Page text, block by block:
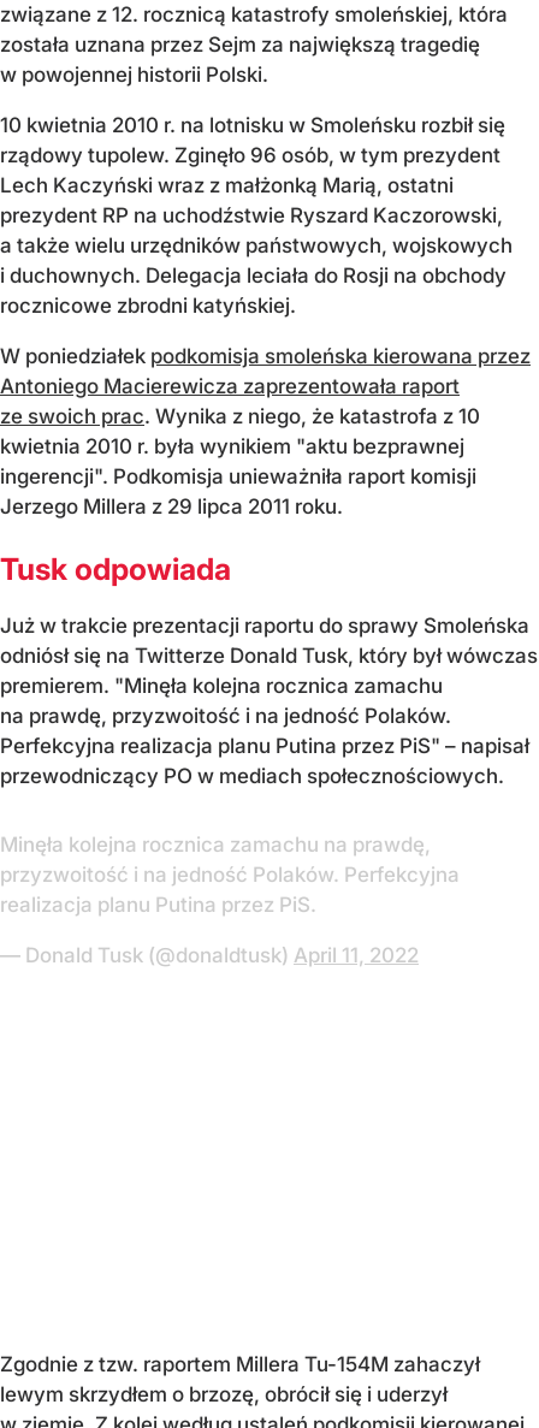
związane z 12. rocznicą katastrofy smoleńskiej, która
została uznana przez Sejm za największą tragedię
w powojennej historii Polski.
10 kwietnia 2010 r. na lotnisku w Smoleńsku rozbił się
rządowy tupolew. Zginęło 96 osób, w tym prezydent
Lech Kaczyński wraz z małżonką Marią, ostatni
prezydent RP na uchodźstwie Ryszard Kaczorowski,
a także wielu urzędników państwowych, wojskowych
i duchownych. Delegacja leciała do Rosji na obchody
rocznicowe zbrodni katyńskiej.
W poniedziałek podkomisja smoleńska kierowana przez
Antoniego Macierewicza zaprezentowała raport
ze swoich prac. Wynika z niego, że katastrofa z 10
kwietnia 2010 r. była wynikiem "aktu bezprawnej
ingerencji". Podkomisja unieważniła raport komisji
Jerzego Millera z 29 lipca 2011 roku.
Tusk odpowiada
Już w trakcie prezentacji raportu do sprawy Smoleńska
odniósł się na Twitterze Donald Tusk, który był wówczas
premierem. "Minęła kolejna rocznica zamachu
na prawdę, przyzwoitość i na jedność Polaków.
Perfekcyjna realizacja planu Putina przez PiS" – napisał
przewodniczący PO w mediach społecznościowych.
Minęła kolejna rocznica zamachu na prawdę,
przyzwoitość i na jedność Polaków. Perfekcyjna
realizacja planu Putina przez PiS.
— Donald Tusk (@donaldtusk) April 11, 2022
Zgodnie z tzw. raportem Millera Tu-154M zahaczył
lewym skrzydłem o brzozę, obrócił się i uderzył